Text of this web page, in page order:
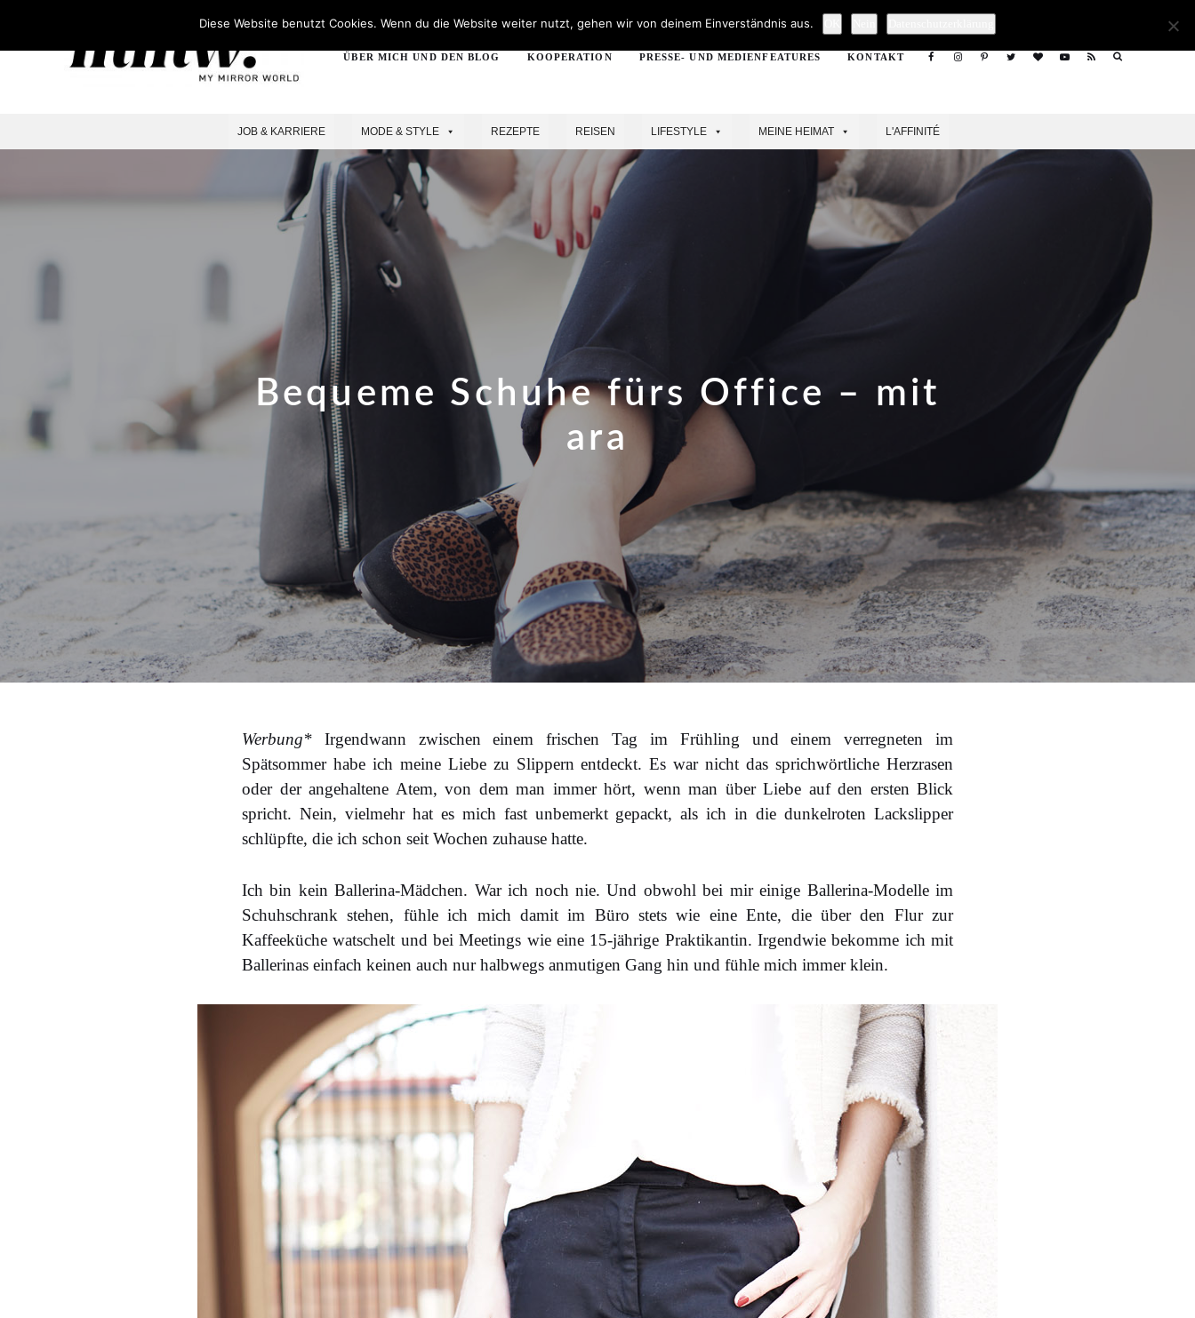
ÜBER MICH UND DEN BLOG KOOPERATION PRESSE- UND MEDIENFEATURES KONTAKT
JOB & KARRIERE MODE & STYLE REZEPTE REISEN LIFESTYLE MEINE HEIMAT L'AFFINITÉ
Bequeme Schuhe fürs Office – mit
ara
Werbung* Irgendwann zwischen einem frischen Tag im Frühling und einem verregneten im
Spätsommer habe ich meine Liebe zu Slippern entdeckt. Es war nicht das sprichwörtliche Herzrasen
oder der angehaltene Atem, von dem man immer hört, wenn man über Liebe auf den ersten Blick
spricht. Nein, vielmehr hat es mich fast unbemerkt gepackt, als ich in die dunkelroten Lackslipper
schlüpfte, die ich schon seit Wochen zuhause hatte.
Ich bin kein Ballerina-Mädchen. War ich noch nie. Und obwohl bei mir einige Ballerina-Modelle im
Schuhschrank stehen, fühle ich mich damit im Büro stets wie eine Ente, die über den Flur zur
Kaffeeküche watschelt und bei Meetings wie eine 15-jährige Praktikantin. Irgendwie bekomme ich mit
Ballerinas einfach keinen auch nur halbwegs anmutigen Gang hin und fühle mich immer klein.
Diese Website benutzt Cookies. Wenn du die Website weiter nutzt, gehen wir von deinem Einverständnis aus.